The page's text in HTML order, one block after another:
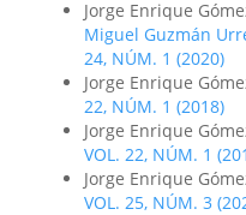
Jorge Enrique
Miguel Guzmán
24, NÚM. 1 (2020)
Jorge Enrique
22, NÚM. 1 (2018)
Jorge Enrique
VOL. 22, NÚM. 1
Jorge Enrique
VOL. 25, NÚM. 3